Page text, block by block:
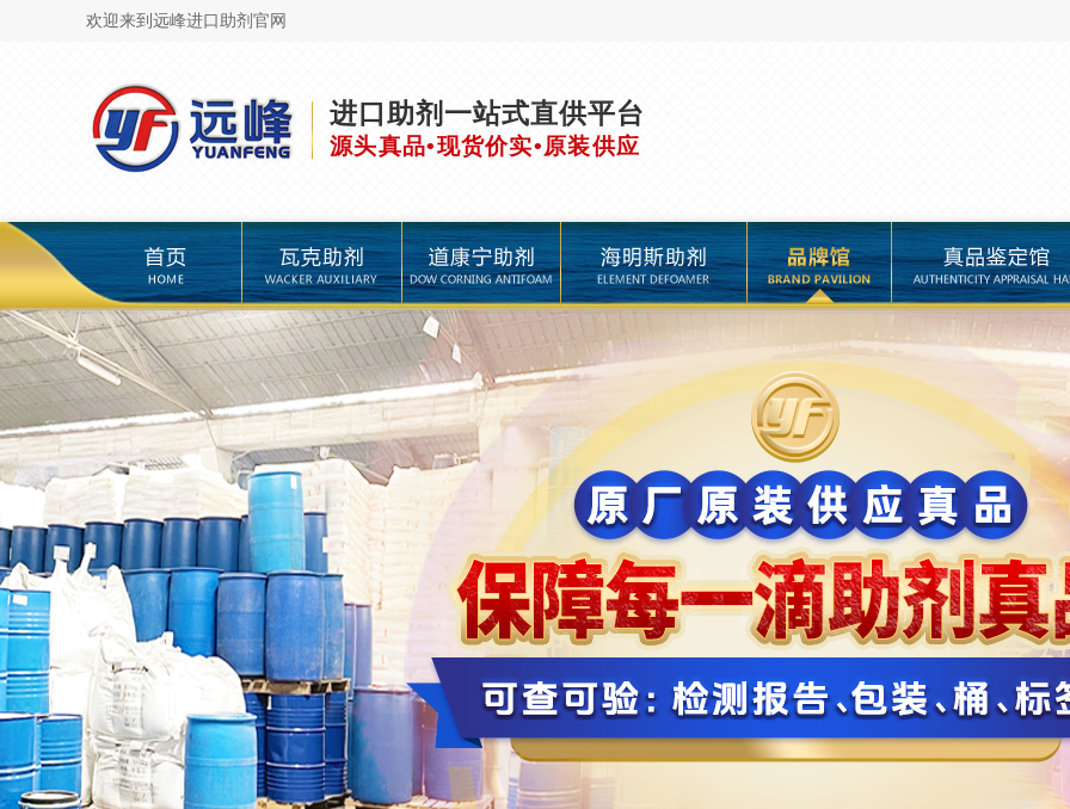
欢迎来到远峰进口助剂官网
进口助剂一站式直供平台
源头真品•现货价实•原装供应
瓦克助剂 道康宁助剂 海明斯助剂 品牌馆 真品鉴定馆 进口助剂